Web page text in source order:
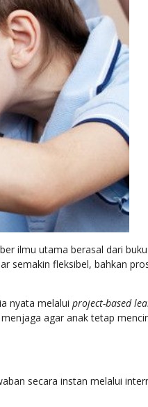
ilmu utama berasal dari
semakin fleksibel, bahkan
nyata melalui project-based
agar anak tetap
secara instan melalui